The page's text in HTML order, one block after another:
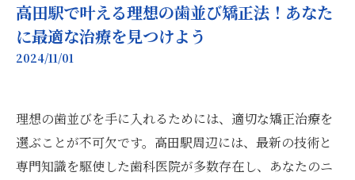
高田駅で叶える理想の歯並び矯正法！あなた
に最適な治療を見つけよう
2024/11/01
理想の歯並びを手に入れるためには、適切な矯正治療を
選ぶことが不可欠です。高田駅周辺には、最新の技術と
専門知識を駆使した歯科医院が多数存在し、あなたのニ